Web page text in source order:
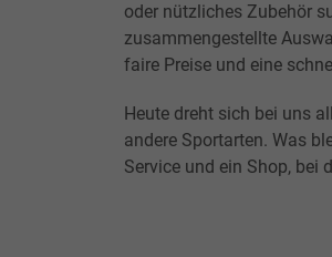
oder nützliches Zubehör
zusammengestellte
faire Preise und eine
Heute dreht sich bei uns
andere Sportarten. Was
Service und ein Shop, bei